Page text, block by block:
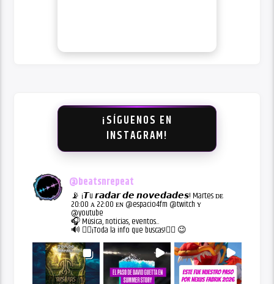
¡SÍGUENOS EN
INSTAGRAM!
@beatsnrepeat
📡 ¡𝙏u 𝙧𝙖𝙙𝙖𝙧 𝙙𝙚 𝙣𝙤𝙫𝙚𝙙𝙖𝙙𝙚𝙨! Martes ᴅᴇ
20:00 ᴀ 22:00 ᴇɴ @espacio4fm @twitch ʏ
@youtube
🎧 Música, noticias, eventos...
🔊 👇🏻¡Toda la info que buscas!👇🏻 😉